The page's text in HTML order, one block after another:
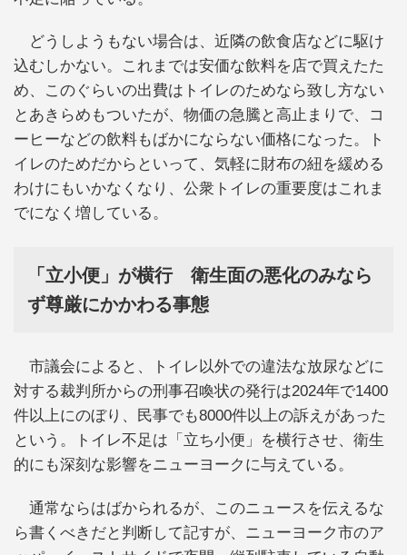
どうしようもない場合は、近隣の飲食店などに駆け
込むしかない。これまでは安価な飲料を店で買えたた
め、このぐらいの出費はトイレのためなら致し方ない
とあきらめもついたが、物価の急騰と高止まりで、コ
ーヒーなどの飲料もばかにならない価格になった。ト
イレのためだからといって、気軽に財布の紐を緩める
わけにもいかなくなり、公衆トイレの重要度はこれま
でになく増している。
「立小便」が横行 衛生面の悪化のみなら
ず尊厳にかかわる事態
市議会によると、トイレ以外での違法な放尿などに
対する裁判所からの刑事召喚状の発行は2024年で1400
件以上にのぼり、民事でも8000件以上の訴えがあった
という。トイレ不足は「立ち小便」を横行させ、衛生
的にも深刻な影響をニューヨークに与えている。
通常ならはばかられるが、このニュースを伝えるな
ら書くべきだと判断して記すが、ニューヨーク市のア